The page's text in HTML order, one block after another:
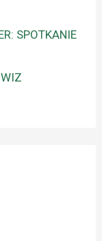
SPOTKANIE